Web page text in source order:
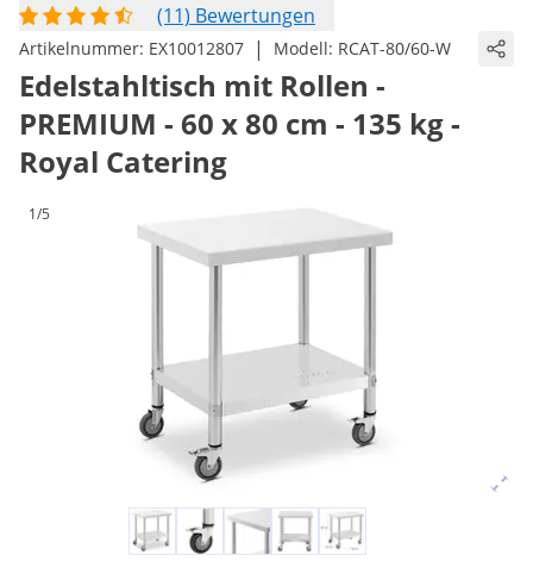
(11) Bewertungen
Artikelnummer: EX10012807 | Modell: RCAT-80/60-W
Edelstahltisch mit Rollen -
PREMIUM - 60 x 80 cm - 135 kg -
Royal Catering
1/5